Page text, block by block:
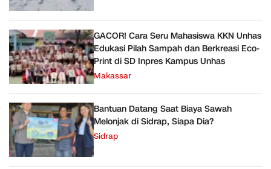
GACOR! Cara Seru Mahasiswa KKN Unhas
Edukasi Pilah Sampah dan Berkreasi Eco-
Print di SD Inpres Kampus Unhas
Makassar
Bantuan Datang Saat Biaya Sawah
Melonjak di Sidrap, Siapa Dia?
Sidrap